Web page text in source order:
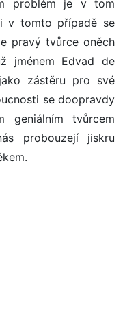
problém je v tom
v tomto případě se
pravý tvůrce oněch
jménem Edvad de
zástěru pro své
se doopravdy
geniálním tvůrcem
probouzejí jiskru